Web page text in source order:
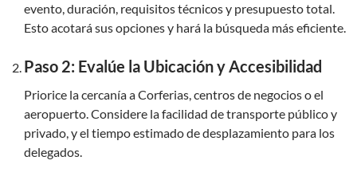
evento, duración, requisitos técnicos y presupuesto total.
Esto acotará sus opciones y hará la búsqueda más eficiente.
Paso 2: Evalúe la Ubicación y Accesibilidad
Priorice la cercanía a Corferias, centros de negocios o el
aeropuerto. Considere la facilidad de transporte público y
privado, y el tiempo estimado de desplazamiento para los
delegados.